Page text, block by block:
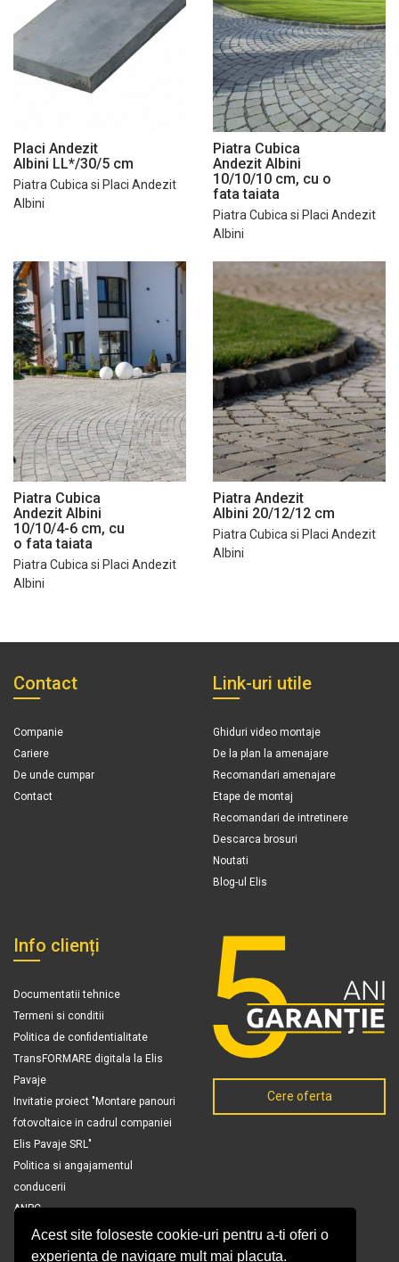
Acest site foloseste cookie-uri pentru a-ti oferi o
experienta de navigare mult mai placuta.
Placi Andezit
Albini LL*/30/5 cm
Piatra Cubica si Placi Andezit
Albini
Piatra Cubica
Andezit Albini
10/10/10 cm, cu o
fata taiata
Piatra Cubica si Placi Andezit
Albini
Piatra Cubica
Andezit Albini
10/10/4-6 cm, cu
o fata taiata
Piatra Cubica si Placi Andezit
Albini
Piatra Andezit
Albini 20/12/12 cm
Piatra Cubica si Placi Andezit
Albini
Contact
Companie
Cariere
De unde cumpar
Contact
Link-uri utile
Ghiduri video montaje
De la plan la amenajare
Recomandari amenajare
Etape de montaj
Recomandari de intretinere
Descarca brosuri
Noutati
Blog-ul Elis
Info clienți
Documentatii tehnice
Termeni si conditii
Politica de confidentialitate
TransFORMARE digitala la Elis
Pavaje
Invitatie proiect "Montare panouri
fotovoltaice in cadrul companiei
Elis Pavaje SRL"
Politica si angajamentul
conducerii
ANPC
Cere oferta